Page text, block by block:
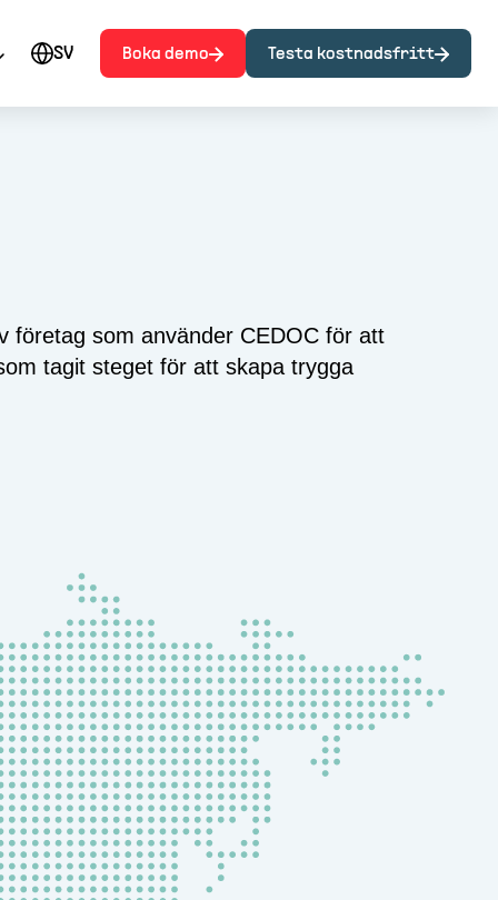
SV Boka demo Testa kostnadsfritt
företag som använder CEDOC för att
tagit steget för att skapa trygga